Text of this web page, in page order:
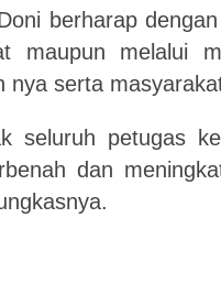
berharap
maupun melalui
nya serta
seluruh petugas
dan